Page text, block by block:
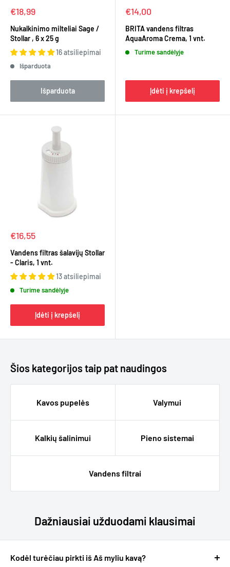
Kaina
€18,99
Nukalkinimo milteliai Sage /
Stollar , 6 x 25 g
16 atsiliepimai
Išparduota
Išparduota
Kaina
€14,00
BRITA vandens filtras
AquaAroma Crema, 1 vnt.
Turime sandėlyje
Įdėti į krepšelį
Kaina
€16,55
Vandens filtras šalavijų Stollar
- Claris, 1 vnt.
13 atsiliepimai
Turime sandėlyje
Įdėti į krepšelį
Šios kategorijos taip pat naudingos
Kavos pupelės Valymui
Kalkių šalinimui Pieno sistemai
Vandens filtrai
Dažniausiai užduodami klausimai
Kodėl turėčiau pirkti iš Aš myliu kavą?